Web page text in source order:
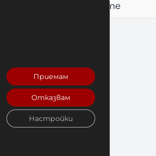
и защита на ръцете
Приемам
Отказвам
Настройки